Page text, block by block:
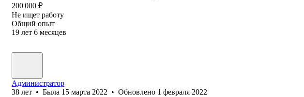
200 000 ₽
Не ищет работу
Общий опыт
19 лет 6 месяцев
Администратор
38 лет • Была 15 марта 2022 • Обновлено 1 февраля 2022